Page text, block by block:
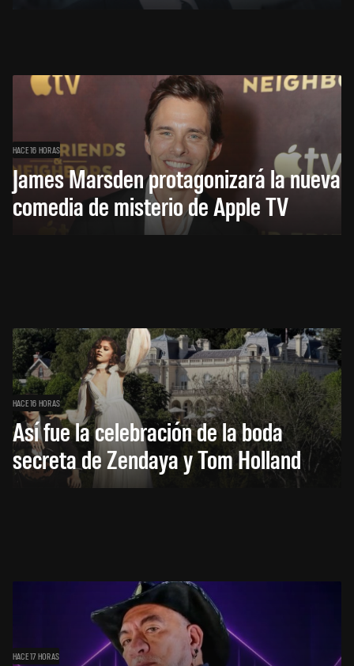
HACE 16 HORAS
James Marsden protagonizará la nueva
comedia de misterio de Apple TV
HACE 16 HORAS
Así fue la celebración de la boda
secreta de Zendaya y Tom Holland
HACE 17 HORAS